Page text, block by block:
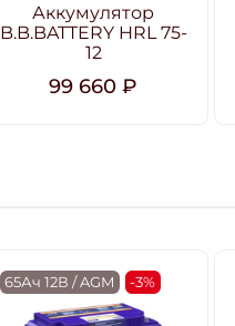
Аккумулятор
B.B.BATTERY HRL 75-
12
99 660 ₽
65Ач 12В / AGM -3%